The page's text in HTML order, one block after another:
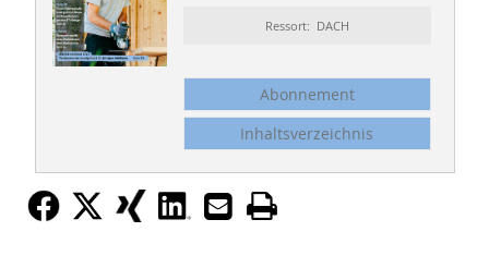
Ressort: DACH
Abonnement
Inhaltsverzeichnis